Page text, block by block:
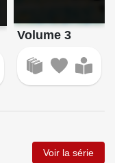
Volume 3
Voir la série